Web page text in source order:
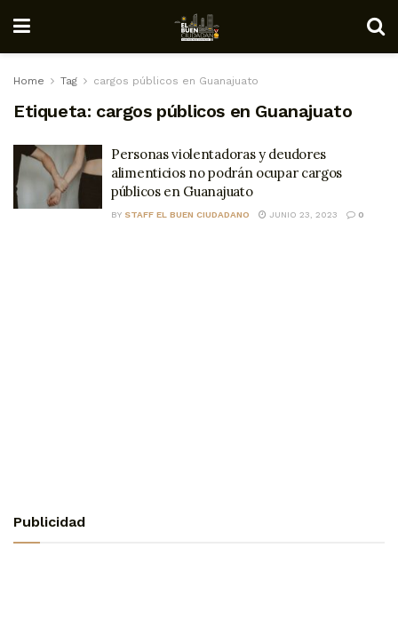
Home Tag cargos públicos en Guanajuato
Etiqueta: cargos públicos en Guanajuato
Personas violentadoras y deudores
alimenticios no podrán ocupar cargos
públicos en Guanajuato
BY STAFF EL BUEN CIUDADANO JUNIO 23, 2023 0
Publicidad